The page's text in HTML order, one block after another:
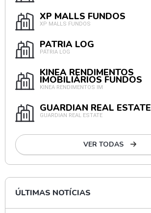
XP MALLS FUNDOS
XP MALLS FUNDOS
PÁTRIA LOG
PÁTRIA LOG
KINEA RENDIMENTOS
IMOBILIÁRIOS FUNDOS
KINEA RENDIMENTOS IM
GUARDIAN REAL ESTATE
GUARDIAN REAL ESTATE
VER TODAS
ÚLTIMAS NOTÍCIAS